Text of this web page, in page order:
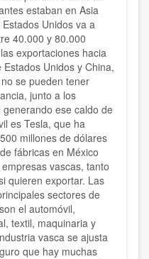
estaban en Asia
Unidos va a
40.000 y 80.000
exportaciones hacia
Unidos y China,
se pueden tener
junto a los
ese caldo de
es Tesla, que ha
millones de dólares
fábricas en México
vascas, tanto
quieren exportar. Las
sectores de
el automóvil,
textil, maquinaria y
vasca se ajusta
que hay muchas